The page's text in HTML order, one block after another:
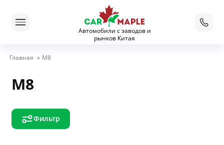
Автомобили с заводов и
рынков Китая
Главная » M8
M8
Фильтр